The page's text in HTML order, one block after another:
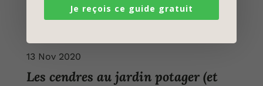
Les cendres au jardin potager (et
13 Nov 2020
Je reçois ce guide gratuit